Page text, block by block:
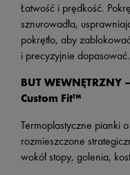
Łatwość i prędkość.
sznurowadła,
pokrętło, aby
i precyzyjnie dopasować.
BUT
Custom Fit™
Termoplastyczne pianki
rozmieszczone
wokół stopy, golenia,